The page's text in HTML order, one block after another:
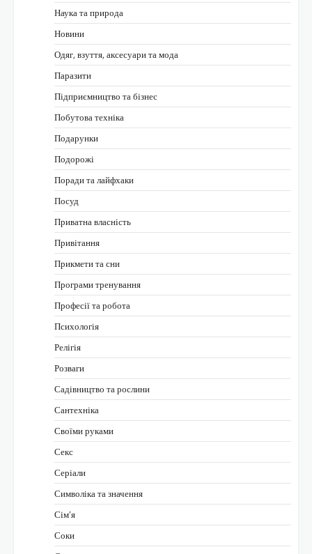
Наука та природа
Новини
Одяг, взуття, аксесуари та мода
Паразити
Підприємництво та бізнес
Побутова техніка
Подарунки
Подорожі
Поради та лайфхаки
Посуд
Приватна власність
Привітання
Прикмети та сни
Програми тренування
Професії та робота
Психологія
Релігія
Розваги
Садівництво та рослини
Сантехніка
Своїми руками
Секс
Серіали
Символіка та значення
Сім’я
Соки